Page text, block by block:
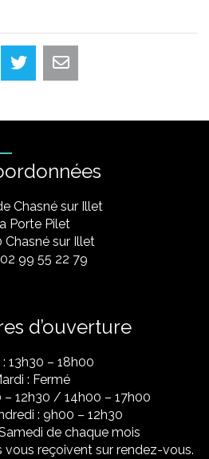
Chasné sur Illet
Porte Pilet
Chasné sur Illet
99 55 22 79
d’ouverture
13h30 – 18h00
: Fermé
– 12h30 / 14h00 – 17h00
: 9h00 – 12h30
de chaque mois
vous reçoivent sur rendez-vous.